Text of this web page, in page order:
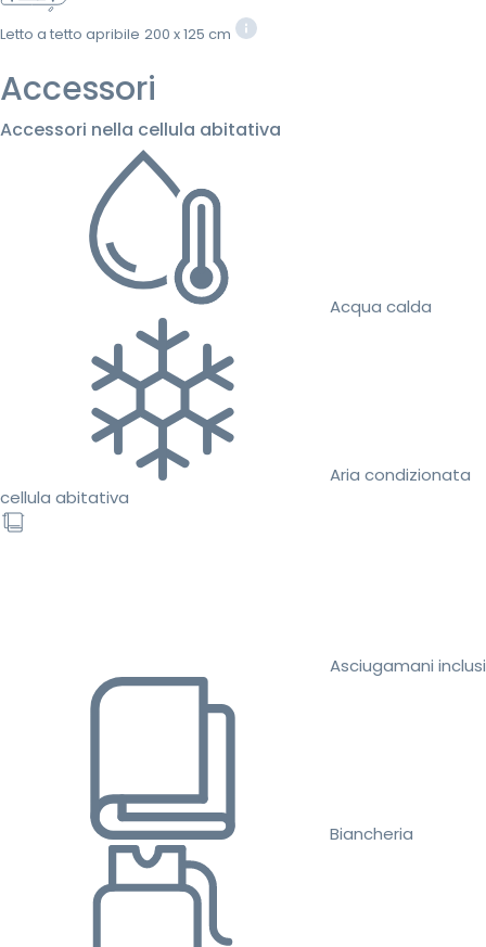
Letto a tetto apribile 200 x 125 cm
Accessori
Accessori nella cellula abitativa
Acqua calda
Aria condizionata
cellula abitativa
Asciugamani inclusi
Biancheria